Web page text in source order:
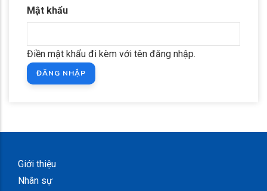
Mật khẩu
Điền mật khẩu đi kèm với tên đăng nhập.
Giới thiệu
Nhân sự